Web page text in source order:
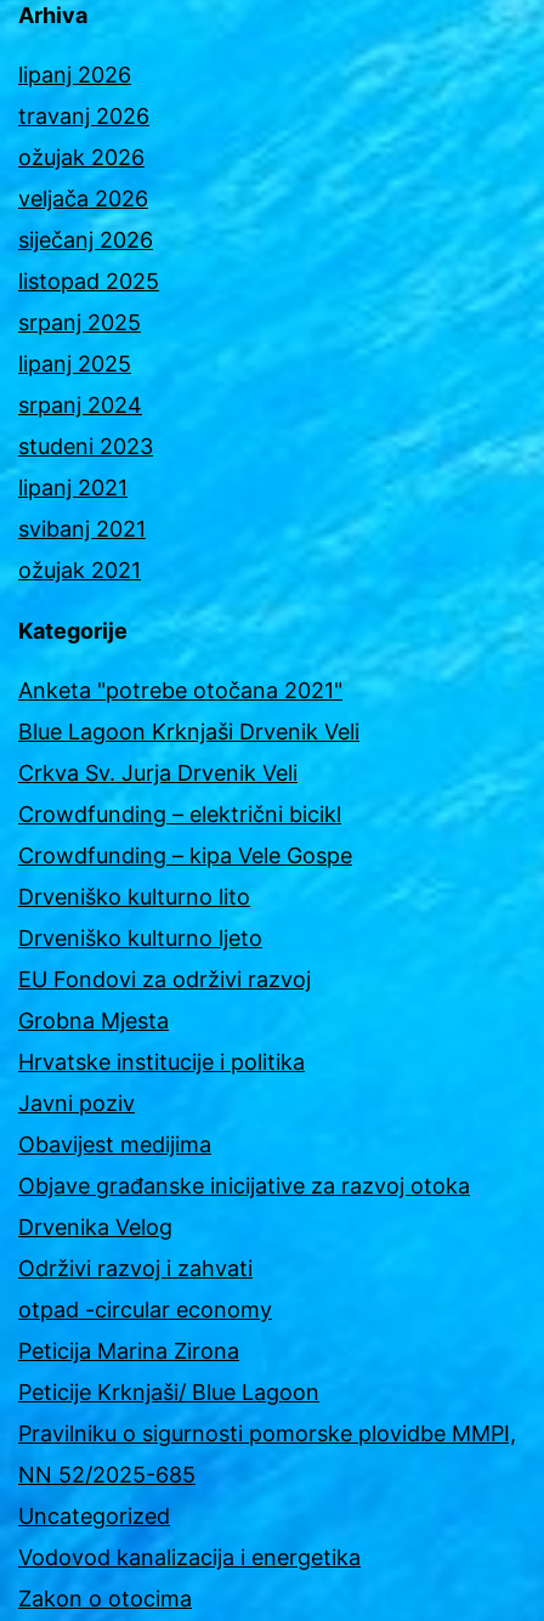
Arhiva
lipanj 2026
travanj 2026
ožujak 2026
veljača 2026
siječanj 2026
listopad 2025
srpanj 2025
lipanj 2025
srpanj 2024
studeni 2023
lipanj 2021
svibanj 2021
ožujak 2021
Kategorije
Anketa "potrebe otočana 2021"
Blue Lagoon Krknjaši Drvenik Veli
Crkva Sv. Jurja Drvenik Veli
Crowdfunding – električni bicikl
Crowdfunding – kipa Vele Gospe
Drveniško kulturno lito
Drveniško kulturno ljeto
EU Fondovi za održivi razvoj
Grobna Mjesta
Hrvatske institucije i politika
Javni poziv
Obavijest medijima
Objave građanske inicijative za razvoj otoka
Drvenika Velog
Održivi razvoj i zahvati
otpad -circular economy
Peticija Marina Zirona
Peticije Krknjaši/ Blue Lagoon
Pravilniku o sigurnosti pomorske plovidbe MMPI,
NN 52/2025-685
Uncategorized
Vodovod kanalizacija i energetika
Zakon o otocima